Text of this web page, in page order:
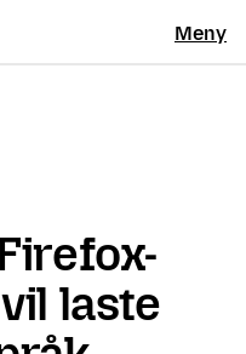
Meny
laste